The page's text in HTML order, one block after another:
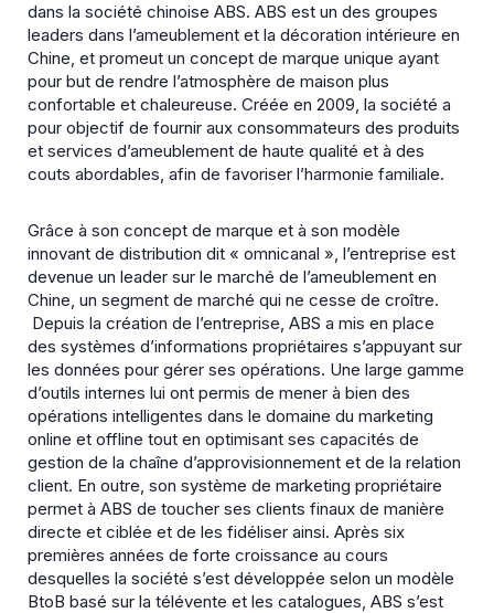
dans la société chinoise ABS. ABS est un des groupes
leaders dans l’ameublement et la décoration intérieure en
Chine, et promeut un concept de marque unique ayant
pour but de rendre l’atmosphère de maison plus
confortable et chaleureuse. Créée en 2009, la société a
pour objectif de fournir aux consommateurs des produits
et services d’ameublement de haute qualité et à des
couts abordables, afin de favoriser l’harmonie familiale.
Grâce à son concept de marque et à son modèle
innovant de distribution dit « omnicanal », l’entreprise est
devenue un leader sur le marché de l’ameublement en
Chine, un segment de marché qui ne cesse de croître.
Depuis la création de l’entreprise, ABS a mis en place
des systèmes d’informations propriétaires s’appuyant sur
les données pour gérer ses opérations. Une large gamme
d’outils internes lui ont permis de mener à bien des
opérations intelligentes dans le domaine du marketing
online et offline tout en optimisant ses capacités de
gestion de la chaîne d’approvisionnement et de la relation
client. En outre, son système de marketing propriétaire
permet à ABS de toucher ses clients finaux de manière
directe et ciblée et de les fidéliser ainsi. Après six
premières années de forte croissance au cours
desquelles la société s’est développée selon un modèle
BtoB basé sur la télévente et les catalogues, ABS s’est